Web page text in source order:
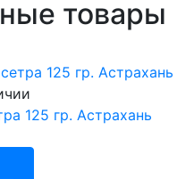
товары
125 гр. Астрахань